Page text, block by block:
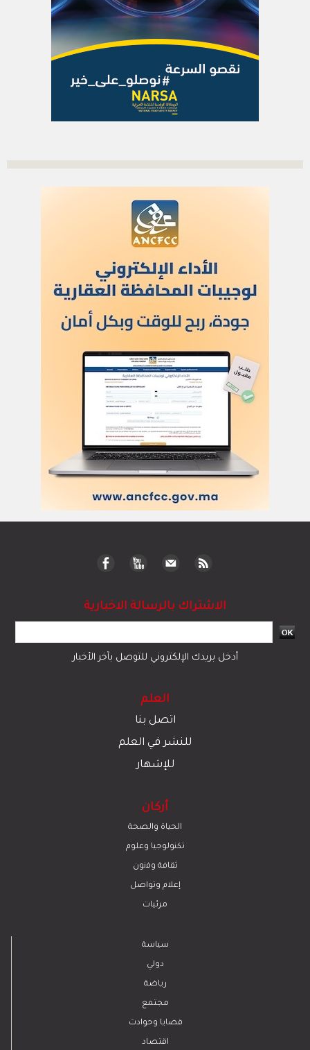
الاشتراك بالرسالة الاخبارية
أدخل بريدك الإلكتروني للتوصل بآخر الأخبار
العلم
اتصل بنا
للنشر في العلم
للإشهار
أركان
الحياة والصحة
تكنولوجيا وعلوم
ﺛﻘﺎﻓﺔ وﻓﻧون
إعلام وتواصل
مرئيات
سياسة
دولي
رياضة
مجتمع
قضايا وحوادث
اقتصاد